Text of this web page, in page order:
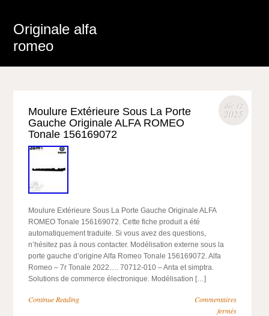
Originale alfa
romeo
déc 12
2025
Moulure Extérieure Sous La Porte
Gauche Originale ALFA ROMEO
Tonale 156169072
Moulure Extérieure Sous La Porte Gauche Originale ALFA
ROMEO Tonale 156169072. Cette fiche produit a été
automatiquement traduite. Si vous avez des questions,
n’hésitez pas à nous contacter. Modélisation externe sous la
porte gauche d’origine Alfa Romeo Tonale 156169072. Alfa
Romeo – 7r Tonale 2022…. 70712-010 – Anta et simptra.
Solutions de commerce électronique. Modélisation […]
Continue Reading
Commentaires
fermés